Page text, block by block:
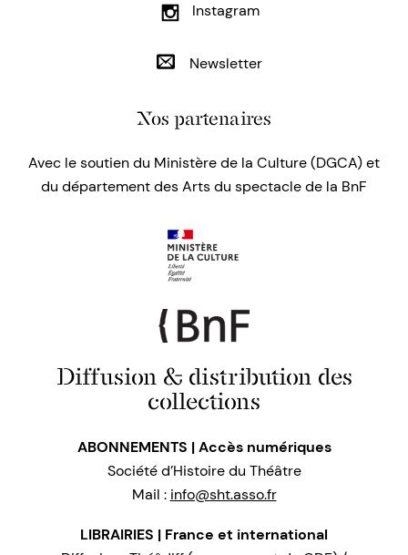
Instagram
Newsletter
Nos partenaires
Avec le soutien du Ministère de la Culture (DGCA) et
du département des Arts du spectacle de la BnF
Diffusion & distribution des
collections
ABONNEMENTS | Accès numériques
Société d’Histoire du Théâtre
Mail : info@sht.asso.fr
LIBRAIRIES | France et international